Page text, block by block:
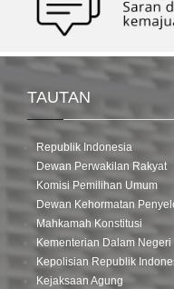
TAUTAN
Republik Indonesia
Dewan Perwakilan Rakyat
Komisi Pemilihan Umum
Dewan Kehormatan
Mahkamah Konstitusi
Kementerian Dalam Negeri
Kepolisian Republik
Kejaksaan Agung